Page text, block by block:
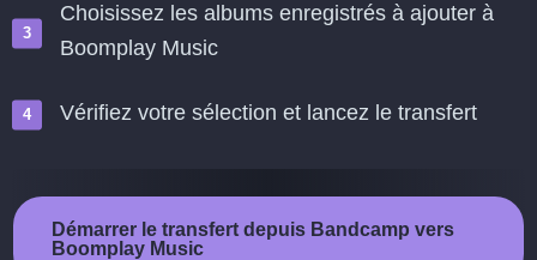
Choisissez les albums enregistrés à ajouter à
Boomplay Music
Vérifiez votre sélection et lancez le transfert
Démarrer le transfert depuis Bandcamp vers
Boomplay Music